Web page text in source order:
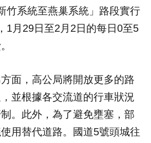
竹系統至燕巢系統」路段實行
1月29日至2月2日的每日0至5
面，高公局將開放更多的路
並根據各交流道的行車狀況
。此外，為了避免壅塞，部
用替代道路。國道5號頭城往